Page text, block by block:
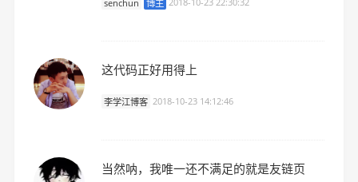
这代码正好用得上
李学江博客 2018-10-23 14:12:46
当然呐，我唯一还不满足的就是友链页